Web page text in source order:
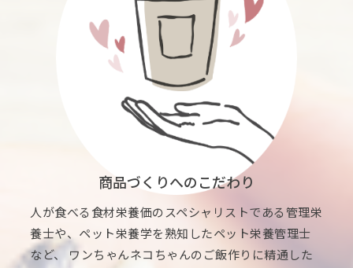
商品づくりへのこだわり
人が食べる食材栄養価のスペシャリストである管理栄
養士や、ペット栄養学を熟知したペット栄養管理士
など、 ワンちゃんネコちゃんのご飯作りに精通した